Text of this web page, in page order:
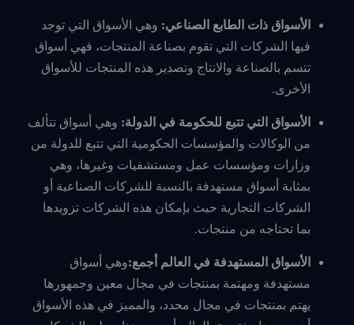
الأسواق ذات الطابع الصناعي: وهي الأسواق التي توجد
فيها الشركات التي تقوم بصناعة المنتجات، فهي أسواق
تتسم بالصناعة والانتاج وتصدير هذه المنتجات للأسواق
الأخرى.
الأسواق التي تتبع للحكومة في الدولة: وهي أسواق تتألف
من الوكالات والمؤسسات الحكومية التي تتبع للدولة من
وزارات ومؤسسات عمل ومستشفيات وغيرها، وهي
بمثابة أسواق مستهدفة بالنسبة للشركات الصناعية أو
الشركات التجارية حيث بإمكان هذه الشركات تزويدها
بما تحتاجه من منتجات.
الأسواق المستهدفة في العالم أجمع:وهي أسواق
مستهدفة ومهتمة بمنتجات في مجال معين وجمهورها
يهتم بمنتجات في مجال محدد، والمميز في هذه الأسواق